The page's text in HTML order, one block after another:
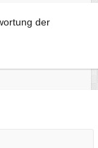
der